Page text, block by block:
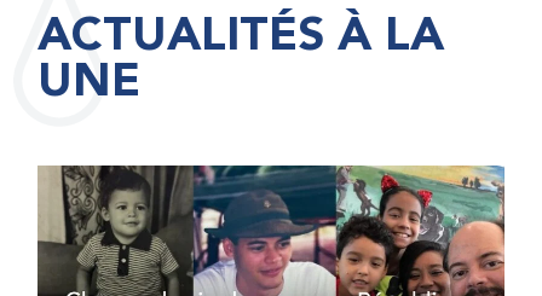
ACTUALITÉS À LA
UNE